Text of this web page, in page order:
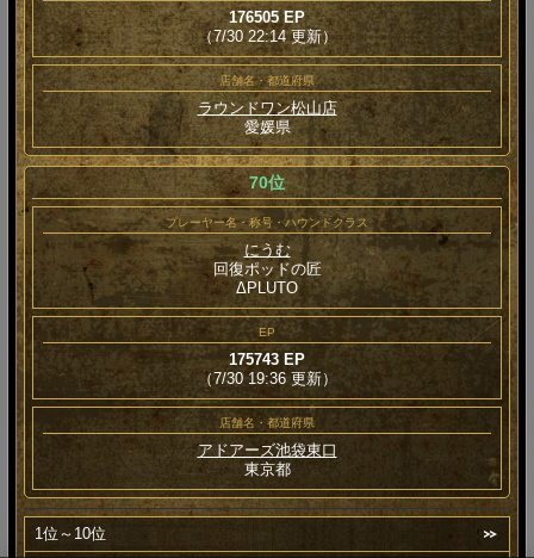
176505 EP
（7/30 22:14 更新）
店舗名・都道府県
ラウンドワン松山店
愛媛県
70位
プレーヤー名・称号・ハウンドクラス
にうむ
回復ポッドの匠
ΔPLUTO
EP
175743 EP
（7/30 19:36 更新）
店舗名・都道府県
アドアーズ池袋東口
東京都
1位～10位